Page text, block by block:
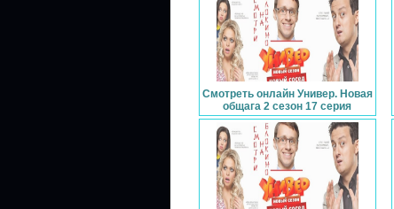
Смотреть онлайн Универ. Новая
общага 2 сезон 17 серия